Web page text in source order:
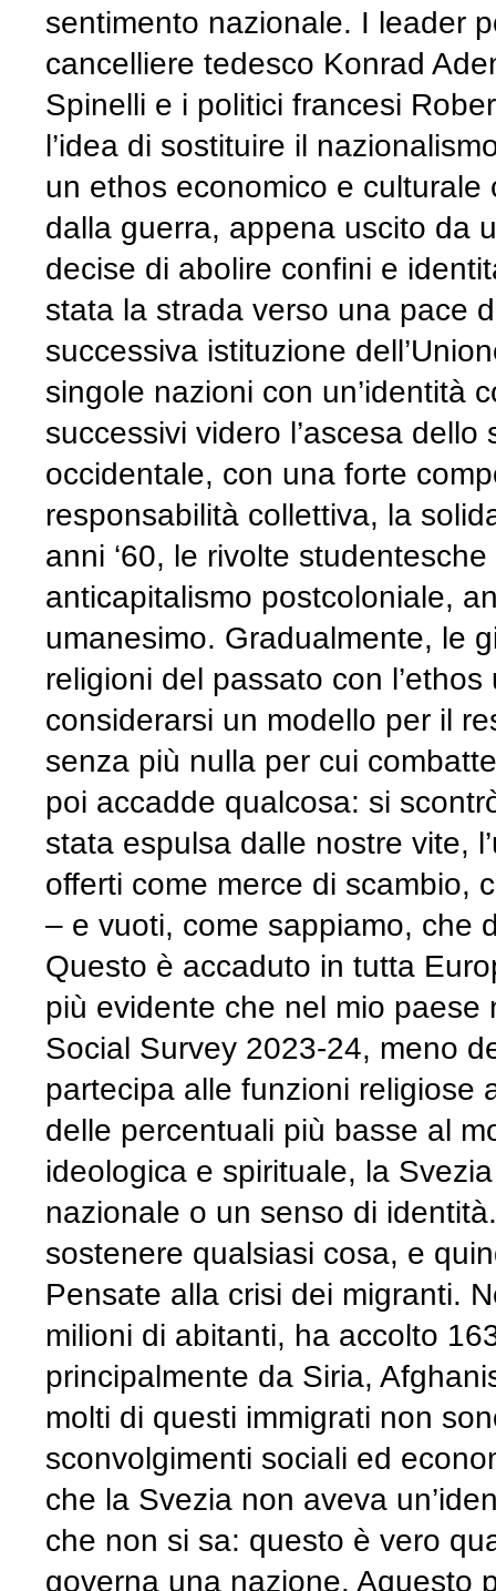
sentimento nazionale. I leader
cancelliere tedesco Konrad
Spinelli e i politici francesi
l’idea di sostituire il
un ethos economico e
dalla guerra, appena uscito da
decise di abolire confini e
stata la strada verso una pace
successiva istituzione
singole nazioni con un’identità
successivi videro l’ascesa
occidentale, con una forte
responsabilità collettiva, la
anni ‘60, le rivolte
anticapitalismo postcoloniale,
umanesimo. Gradualmente, le
religioni del passato con
considerarsi un modello per il
senza più nulla per cui
poi accadde qualcosa: si
stata espulsa dalle nostre vite,
offerti come merce di scambio,
– e vuoti, come sappiamo, che
Questo è accaduto in tutta
più evidente che nel mio paese
Social Survey 2023-24, meno
partecipa alle funzioni religiose
delle percentuali più basse al
ideologica e spirituale, la
nazionale o un senso di
sostenere qualsiasi cosa, e
Pensate alla crisi dei migranti.
milioni di abitanti, ha accolto
principalmente da Siria,
molti di questi immigrati non
sconvolgimenti sociali ed
che la Svezia non aveva
che non si sa: questo è vero
governa una nazione. Aquesto